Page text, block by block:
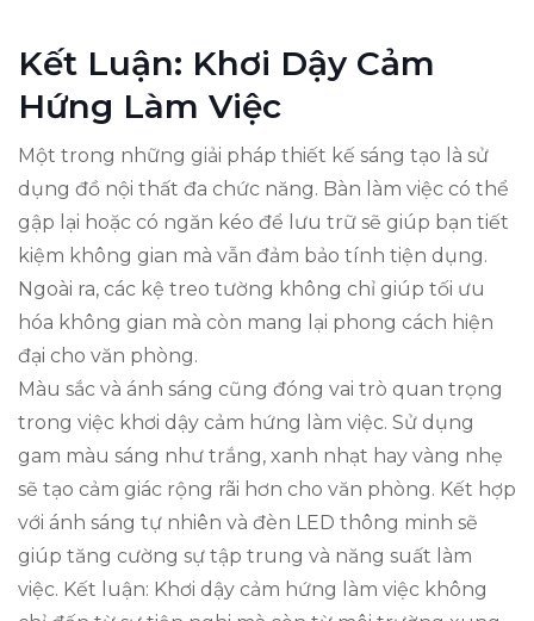
Kết Luận: Khơi Dậy Cảm
Hứng Làm Việc
Một trong những giải pháp thiết kế sáng tạo là sử
dụng đồ nội thất đa chức năng. Bàn làm việc có thể
gập lại hoặc có ngăn kéo để lưu trữ sẽ giúp bạn tiết
kiệm không gian mà vẫn đảm bảo tính tiện dụng.
Ngoài ra, các kệ treo tường không chỉ giúp tối ưu
hóa không gian mà còn mang lại phong cách hiện
đại cho văn phòng.
Màu sắc và ánh sáng cũng đóng vai trò quan trọng
trong việc khơi dậy cảm hứng làm việc. Sử dụng
gam màu sáng như trắng, xanh nhạt hay vàng nhẹ
sẽ tạo cảm giác rộng rãi hơn cho văn phòng. Kết hợp
với ánh sáng tự nhiên và đèn LED thông minh sẽ
giúp tăng cường sự tập trung và năng suất làm
việc. Kết luận: Khơi dậy cảm hứng làm việc không